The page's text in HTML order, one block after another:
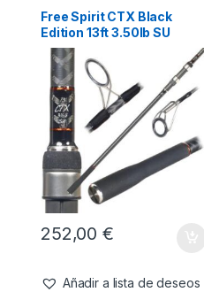
Free Spirit CTX Black
Edition 13ft 3.50lb SU
50mm Abbreviated
252,00€
Añadir a lista de deseos